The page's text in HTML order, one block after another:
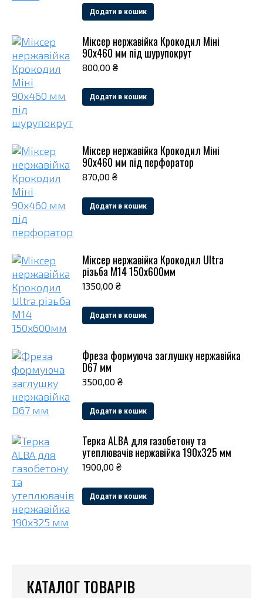
Додати в кошик
Міксер нержавійка Крокодил Міні
90х460 мм під шурупокрут
800,00 ₴
Додати в кошик
Міксер нержавійка Крокодил Міні
90х460 мм під перфоратор
870,00 ₴
Додати в кошик
Міксер нержавійка Крокодил Ultra
різьба М14 150х600мм
1350,00 ₴
Додати в кошик
Фреза формуюча заглушку нержавійка
D67 мм
3500,00 ₴
Додати в кошик
Терка ALBA для газобетону та
утеплювачів нержавійка 190х325 мм
1900,00 ₴
Додати в кошик
КАТАЛОГ ТОВАРІВ